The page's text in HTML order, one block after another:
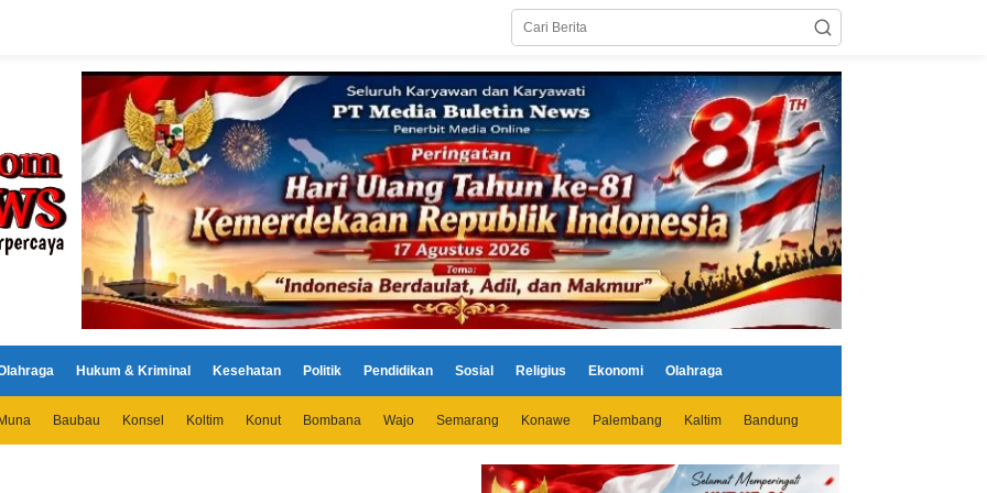
Hukum & Kriminal Kesehatan Politik Pendidikan Sosial Religius Ekonomi Olahraga
Baubau Konsel Koltim Konut Bombana Wajo Semarang Konawe Palembang Kaltim Bandung